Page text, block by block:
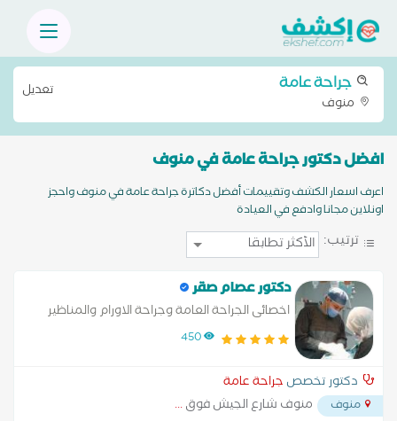
جراحة عامة
منوف
تعديل
افضل دكتور جراحة عامة في منوف
اعرف اسعار الكشف وتقييمات أفضل دكاترة جراحة عامة في منوف واحجز
اونلاين مجانا وادفع في العيادة
ترتيب:
دكتور عصام صقر
اخصائى الجراحة العامة وجراحة الاورام والمناظير
450
دكتور تخصص جراحة عامة
منوف منوف شارع الجيش فوق...